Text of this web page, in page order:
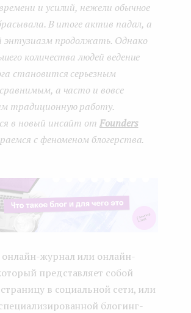
и усилий, нежели обычное
В итоге актив падал, а
энтузиазм продолжать. Однако
количества людей ведение
становится серьезным
а часто и вовсе
традиционную работу.
в новый инсайт отFounders
с феноменом блогерства.
онлайн-журнал или онлайн-
представляет собой
в социальной сети, или
блогинг-